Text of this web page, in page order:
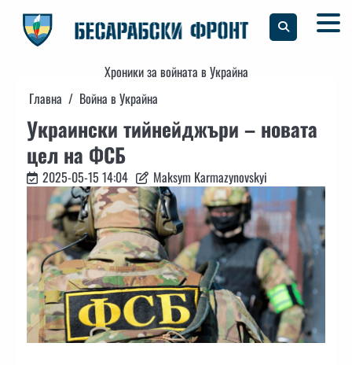
content
Хроники за войната в Украйна
Главна
Война в Украйна
Украински тийнейджъри – новата
цел на ФСБ
2025-05-15 14:04 Maksym Karmazynovskyi